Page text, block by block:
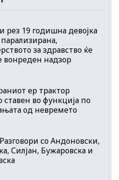
рез 19 годишна девојка
за здравство ќе
вонреден надзор
ер трактор
ставен во функција по
од невремето
со Андоновски,
Силјан, Бужаровска и